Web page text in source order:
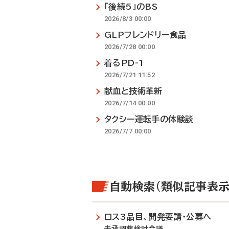
「後続5」のBS
2026/8/3 00:00
GLPフレンドリー食品
2026/7/28 00:00
着るPD-1
2026/7/21 11:52
献血と技術革新
2026/7/14 00:00
タクシー運転手の体験談
2026/7/7 00:00
自動検索（類似記事表示
ロス3品目、開発要請・公募へ